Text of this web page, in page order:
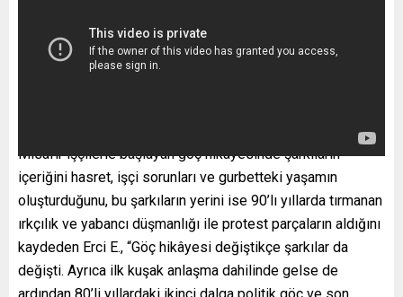
Misafir işçilerle başlayan göç hikâyesinde şarkıların
içeriğini hasret, işçi sorunları ve gurbetteki yaşamın
oluşturduğunu, bu şarkıların yerini ise 90’lı yıllarda tırmanan
ırkçılık ve yabancı düşmanlığı ile protest parçaların aldığını
kaydeden Erci E., “Göç hikâyesi değiştikçe şarkılar da
değişti. Ayrıca ilk kuşak anlaşma dahilinde gelse de
ardından 80’li yıllardaki ikinci dalga politik göç ve son